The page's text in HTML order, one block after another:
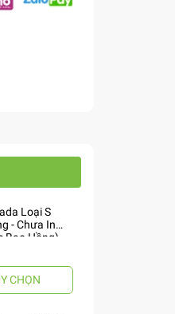
Loại S
- Chưa In
Bao Hồng)
お米 S
CHỌN